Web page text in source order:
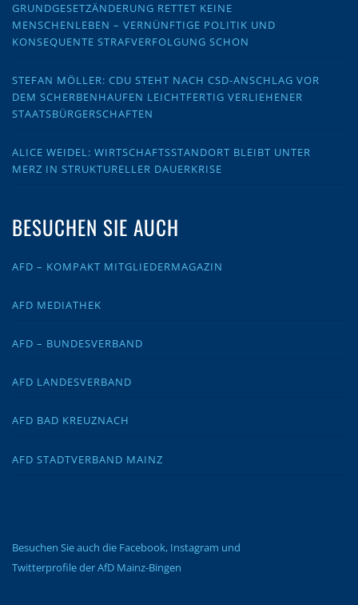
GRUNDGESETZÄNDERUNG RETTET KEINE
MENSCHENLEBEN – VERNÜNFTIGE POLITIK UND
KONSEQUENTE STRAFVERFOLGUNG SCHON
STEFAN MÖLLER: CDU STEHT NACH CSD-ANSCHLAG VOR
DEM SCHERBENHAUFEN LEICHTFERTIG VERLIEHENER
STAATSBÜRGERSCHAFTEN
ALICE WEIDEL: WIRTSCHAFTSSTANDORT BLEIBT UNTER
MERZ IN STRUKTURELLER DAUERKRISE
BESUCHEN SIE AUCH
AFD – KOMPAKT MITGLIEDERMAGAZIN
AFD MEDIATHEK
AFD – BUNDESVERBAND
AFD LANDESVERBAND
AFD BAD KREUZNACH
AFD STADTVERBAND MAINZ
Besuchen Sie auch die Facebook, Instagram und
Twitterprofile der AfD Mainz-Bingen